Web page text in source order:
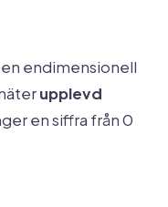
en endimensionell
upplevd
en siffra från 0